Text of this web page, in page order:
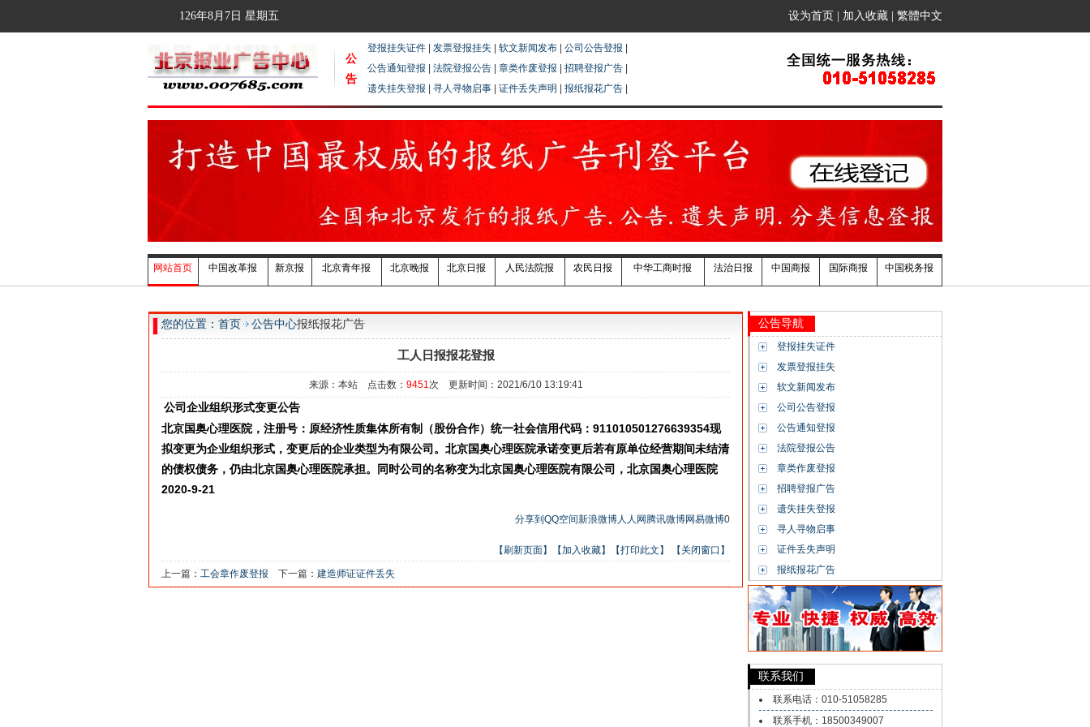
126年8月7日 星期五 设为首页 加入收藏 繁體中文
公
告
登报挂失证件 发票登报挂失 软文新闻发布 公司公告登报
公告通知登报
法院登报公告 章类作废登报 招聘登报广告
遗失挂失登报
寻人寻物启事 证件丢失声明 报纸报花广告
网站首页 中国改革报 新京报 北京青年报 北京晚报 北京日报 人民法院报 农民日报 中华工商时报 法治日报 中国商报 国际商报 中国税务报
您的位置：首页 公告中心报纸报花广告
工人日报报花登报
来源：本站 点击数： 9451次 更新时间：2021/6/10 13:19:41
公司企业组织形式变更公告
北京国奥心理医院，注册号：原经济性质集体所有制（股份合作）统一社会信用代码：911010501276639354现
拟变更为企业组织形式，变更后的企业类型为有限公司。北京国奥心理医院承诺变更后若有原单位经营期间未结清
的债权债务，仍由北京国奥心理医院承担。同时公司的名称变为北京国奥心理医院有限公司，北京国奥心理医院
2020-9-21
分享到 QQ空间新浪微博人人网 腾讯微博网易微博0
【刷新页面】 【加入收藏】 【打印此文】 【关闭窗口】
上一篇： 工会章作废登报 下一篇： 建造师证证件丢失
公告导航
登报挂失证件
发票登报挂失
软文新闻发布
公司公告登报
公告通知登报
法院登报公告
章类作废登报
招聘登报广告
遗失挂失登报
寻人寻物启事
证件丢失声明
报纸报花广告
联系我们
联系电话：010-51058285
联系手机：18500349007